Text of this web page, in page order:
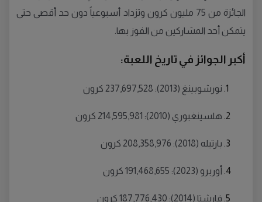
الجائزة من 75 مليون كرون وتزداد أسبوعياً دون حد أقصى حتى
يتمكن أحد المشاركين من الفوز بها.
أكبر الجوائز في تاريخ اللعبة:
نورشوبينغ (2013): 237,697,528 كرون
هلسينغبوري (2010): 214,595,981 كرون
بارتيله (2018): 208,358,976 كرون
أوربرو (2023): 191,468,655 كرون
فارشتا (2014): 187,776,430 كرون